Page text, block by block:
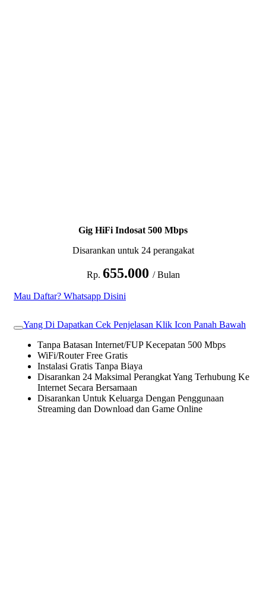
Gig HiFi Indosat 500 Mbps
Disarankan untuk 24 perangakat
Rp. 655.000 / Bulan
Mau Daftar? Whatsapp Disini
Yang Di Dapatkan Cek Penjelasan Klik Icon Panah Bawah
Tanpa Batasan Internet/FUP Kecepatan 500 Mbps
WiFi/Router Free Gratis
Instalasi Gratis Tanpa Biaya
Disarankan 24 Maksimal Perangkat Yang Terhubung Ke
Internet Secara Bersamaan
Disarankan Untuk Keluarga Dengan Penggunaan
Streaming dan Download dan Game Online